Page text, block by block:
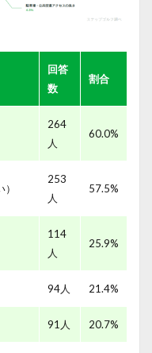
回答
数
割合
264
人
60.0%
253
人
57.5%
114
人
25.9%
94人 21.4%
91人 20.7%